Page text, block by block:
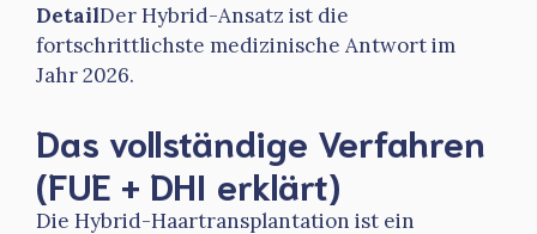
DetailDer Hybrid-Ansatz ist die
fortschrittlichste medizinische Antwort im
Jahr 2026.
Das vollständige Verfahren
(FUE + DHI erklärt)
Die Hybrid-Haartransplantation ist ein